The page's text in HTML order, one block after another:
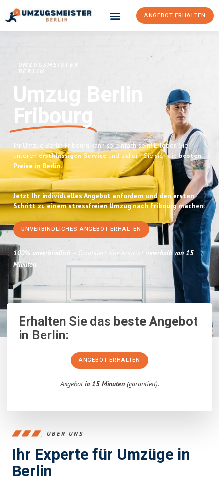
ANGEBOT ERHALTEN
UMZUGSMEISTER
BERLIN
Umzug Berlin
Fribourg
Ihr Umzug Berlin Fribourg kann so einfach sein! Erleben Sie
unserenerstklassigen Serviceund sichern Sie sich diebesten
Preise in Berlin.
Jetzt Ihr individuelles Angebot anfordern und den ersten
Schritt zu einem stressfreien Umzug nach Fribourg machen:
UNVERBINDLICHES ANGEBOT ERHALTEN
100% unverbindlich – Garantiert eine Antwort innerhalb von 15
Minuten.
Erhalten Sie dasbeste Angebot
in Berlin:
ANGEBOT ERHALTEN
Angebotin 15 Minuten(garantiert).
ÜBER UNS
Ihr Experte für Umzüge in
Berlin